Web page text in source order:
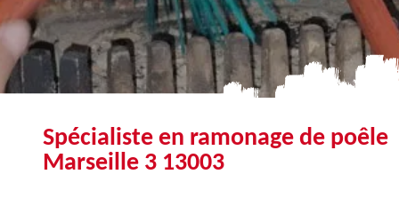
Spécialiste en ramonage de poêle
Marseille 3 13003